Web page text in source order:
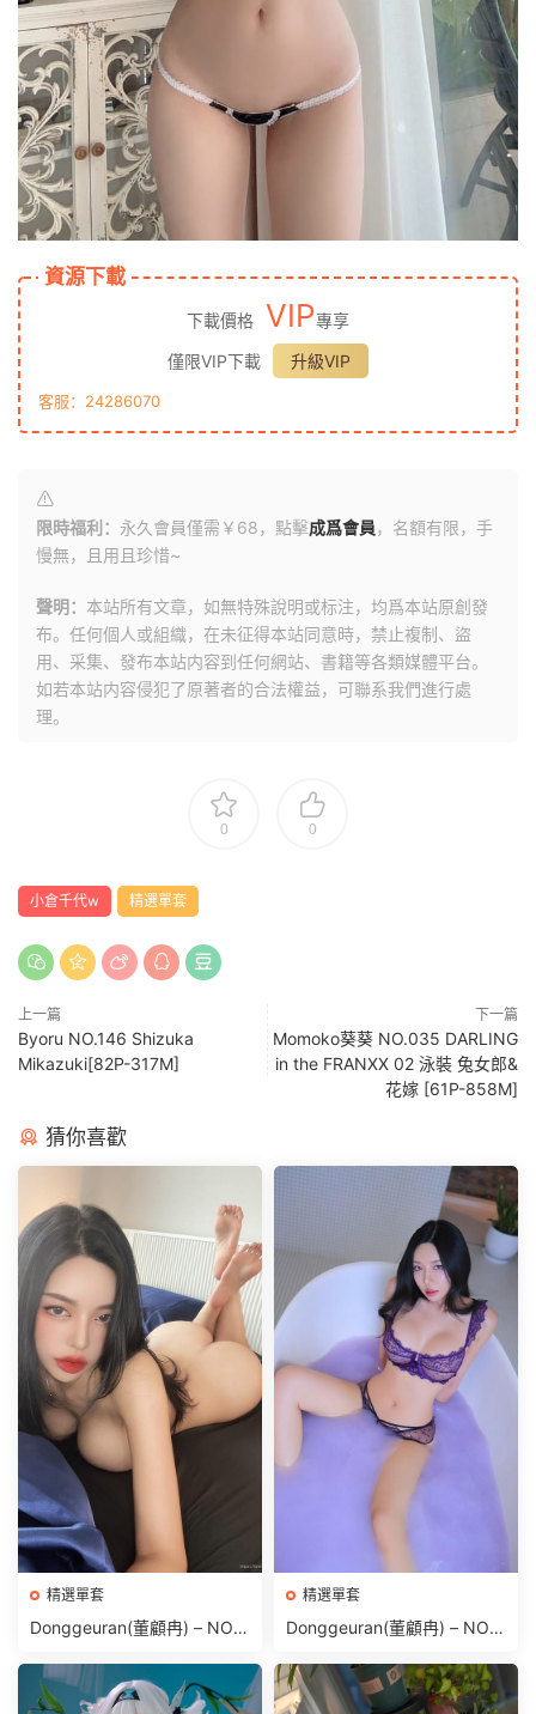
資源下載
下載價格 VIP專享
僅限VIP下載
升級VIP
客服：24286070
限時福利： 永久會員僅需￥68，點擊成爲會員，名額有限，手
慢無，且用且珍惜~
聲明： 本站所有文章，如無特殊說明或标注，均爲本站原創發
布。任何個人或組織，在未征得本站同意時，禁止複制、盜
用、采集、發布本站内容到任何網站、書籍等各類媒體平台。
如若本站内容侵犯了原著者的合法權益，可聯系我們進行處
理。
0 0
小倉千代w 精選單套
上一篇
Byoru NO.146 Shizuka
Mikazuki[82P-317M]
下一篇
Momoko葵葵 NO.035 DARLING
in the FRANXX 02 泳裝 兔女郎&
花嫁 [61P-858M]
猜你喜歡
精選單套
Donggeuran(董顧冉) – NO.0
[657P69V-1.14GB]
精選單套
Donggeuran(董顧冉) – NO.0